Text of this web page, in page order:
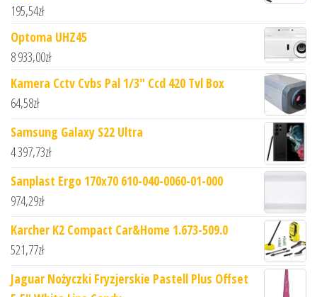
195,54zł
Optoma UHZ45
8 933,00zł
Kamera Cctv Cvbs Pal 1/3" Ccd 420 Tvl Box
64,58zł
Samsung Galaxy S22 Ultra
4 397,73zł
Sanplast Ergo 170x70 610-040-0060-01-000
974,29zł
Karcher K2 Compact Car&Home 1.673-509.0
521,77zł
Jaguar Nożyczki Fryzjerskie Pastell Plus Offset